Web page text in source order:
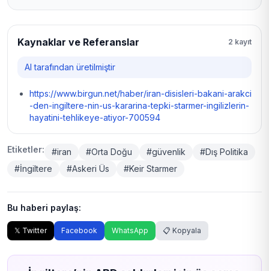
Kaynaklar ve Referanslar 2 kayıt
AI tarafından üretilmiştir
https://www.birgun.net/haber/iran-disisleri-bakani-arakci
-den-ingiltere-nin-us-kararina-tepki-starmer-ingilizlerin-
hayatini-tehlikeye-atiyor-700594
Etiketler: #iran #Orta Doğu #güvenlik
#Dış Politika
#İngiltere
#Askeri Üs #Keir Starmer
Bu haberi paylaş:
𝕏 Twitter Facebook WhatsApp 📋 Kopyala